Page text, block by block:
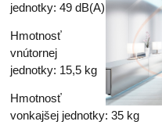
jednotky: 49 dB(A)
Hmotnosť
vnútornej
jednotky: 15,5 kg
Hmotnosť
vonkajšej jednotky: 35 kg